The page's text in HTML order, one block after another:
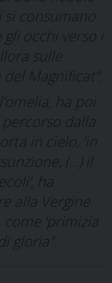
si consumano
occhi verso i
sulle
Magnificat”.
ha poi
dalla
in cielo, ‘in
(…) il
ha
alla Vergine
‘primizia
gloria” .